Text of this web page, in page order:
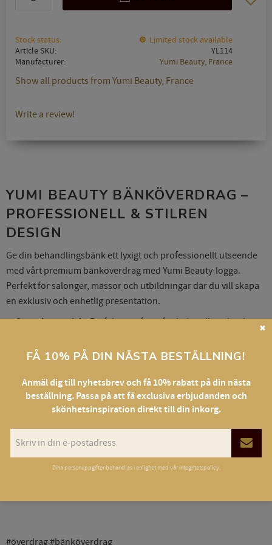
Stock status
Limited stock available
Article SKU
YL114
Manufacturer
Yumi Beauty, France
Show all products from Yumi Beauty, France
Write a review!
YUMI BEAUTY BÄNKÖVERDRAG –
PROFESSIONELL & STILREN
DESIGN
Ge din behandlingsbänk ett lyxigt och professionellt utseende
med vårt premium bänköverdrag med Yumi Beauty-logga.
Perfekt för salonger, mässor och utbildningar där du vill skapa
en exklusiv och enhetlig presentation.
✔Stretchmaterial– Perfekt passform för behandlingsbänkar
rengöra
Elegant design – Svart botten med vit Yumi Beauty-logga
Enkel att sätta på & ta av
Skapa en stilren och professionell atmosfär – beställ ditt
bänköverdrag idag!
#överdrag #bänköverdrag
FÅ 10% PÅ DIN NÄSTA BESTÄLLNING!
Anmäl dig till nyhetsbrev och få 10% rabatt på din nästa
beställning. Passa på att få exclusiva erbjudanden och
skönhetsinspiration direkt till din inkorg.
Dina personuppgifter behandlas i enlighet med vårintegritetspolicy.
✖